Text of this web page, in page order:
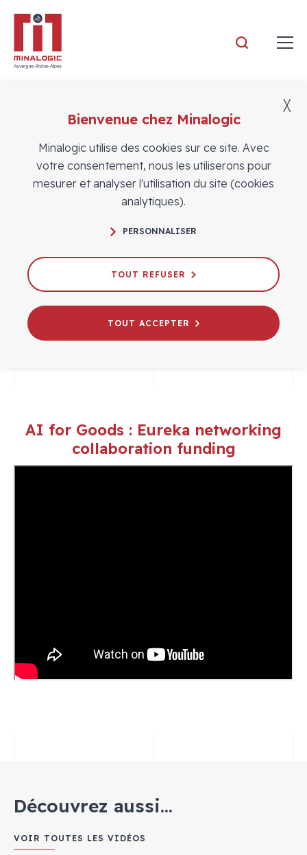
Vidéos
collaboration funding
19/10/2021
# WEBINAIRES APPELS À PROJETS EUROPE
AI for Goods : Eureka networking
collaboration funding
Découvrez aussi...
VOIR TOUTES LES VIDÉOS
Bienvenue chez Minalogic
Minalogic utilise des cookies sur ce site. Avec
votre consentement, nous les utiliserons pour
mesurer et analyser l'utilisation du site (cookies
analytiques).
PERSONNALISER
TOUT REFUSER
TOUT ACCEPTER
╳